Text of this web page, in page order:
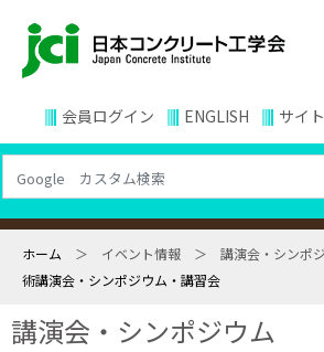
会員ログイン ENGLISH サイ
ホーム ＞ イベント情報 ＞ 講演会・シンポ
術講演会・シンポジウム・講習会
講演会・シンポジウム